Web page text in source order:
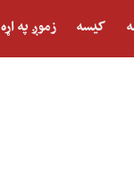
کیسه زموږ په اړه